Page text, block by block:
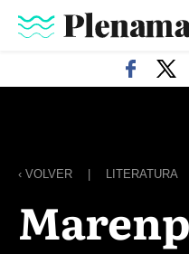
‹ VOLVER LITERATURA